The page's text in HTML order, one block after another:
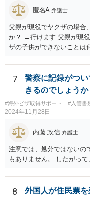
匿名A 弁護士
父親が現役でヤクザの場合
か？ →行けます 父親が現
ザの子供ができないこと
7
警察に記録がつ
きるのでしょうか
#海外ビザ取得サポート #入管書
2024年11月28日
内藤 政信 弁護士
注意では、処分ではないの
もありません。 したがっ
8
外国人が住民票